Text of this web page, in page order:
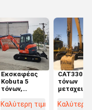
Εκσκαφέας
Kobuta 5
τόνων,
μικρής
Καλύτερη τιμή
CAT330 30
τόνων
σπαστικό
Καλύτερη